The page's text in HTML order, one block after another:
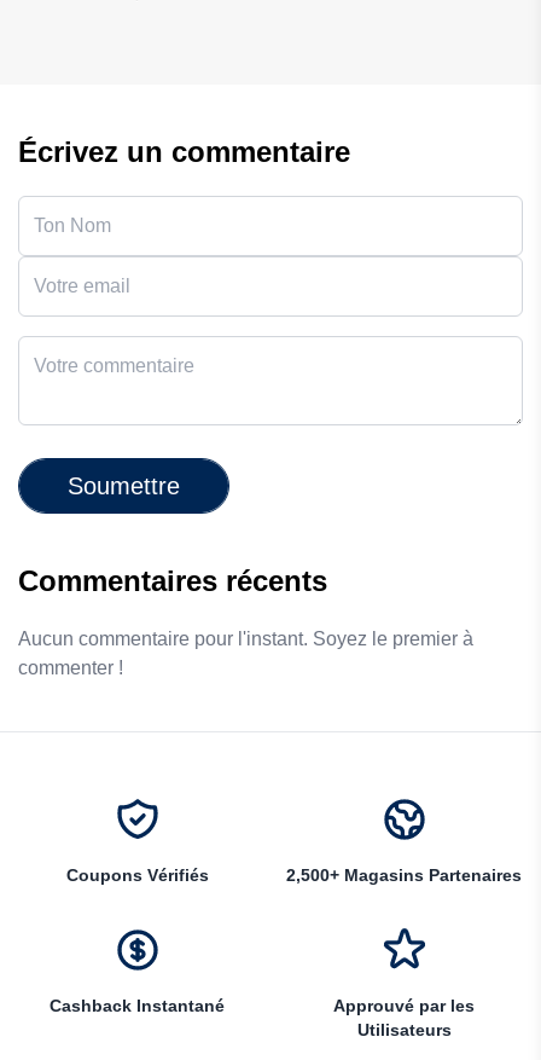
Écrivez un commentaire
Soumettre
Commentaires récents
Aucun commentaire pour l'instant. Soyez le premier à
commenter !
Coupons Vérifiés 2,500+ Magasins Partenaires
Cashback Instantané
Approuvé par les
Utilisateurs